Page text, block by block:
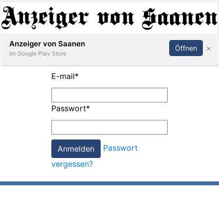
Abonnieren Anmelden
E-mail*
Passwort*
Passwort
vergessen?
Anzeiger von Saanen
Im Google Play Store
Öffnen ×